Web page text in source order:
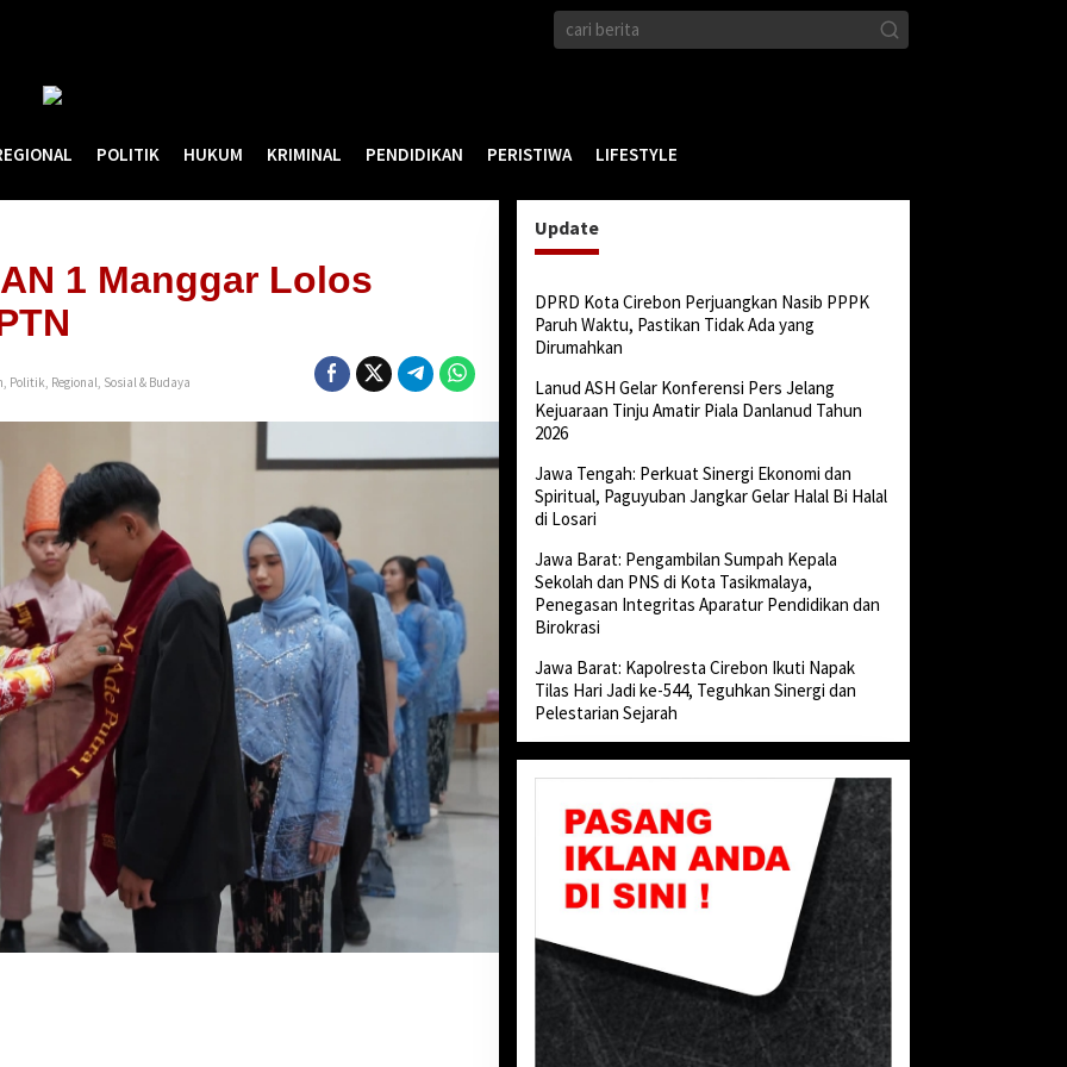
POLITIK HUKUM KRIMINAL PENDIDIKAN PERISTIWA LIFESTYLE
1 Manggar Lolos
, Politik, Regional, Sosial & Budaya
Update
DPRD Kota Cirebon Perjuangkan Nasib PPPK
Paruh Waktu, Pastikan Tidak Ada yang
Dirumahkan
Lanud ASH Gelar Konferensi Pers Jelang
Kejuaraan Tinju Amatir Piala Danlanud Tahun
2026
Jawa Tengah: Perkuat Sinergi Ekonomi dan
Spiritual, Paguyuban Jangkar Gelar Halal Bi Halal
di Losari
Jawa Barat: Pengambilan Sumpah Kepala
Sekolah dan PNS di Kota Tasikmalaya,
Penegasan Integritas Aparatur Pendidikan dan
Birokrasi
Jawa Barat: Kapolresta Cirebon Ikuti Napak
Tilas Hari Jadi ke-544, Teguhkan Sinergi dan
Pelestarian Sejarah